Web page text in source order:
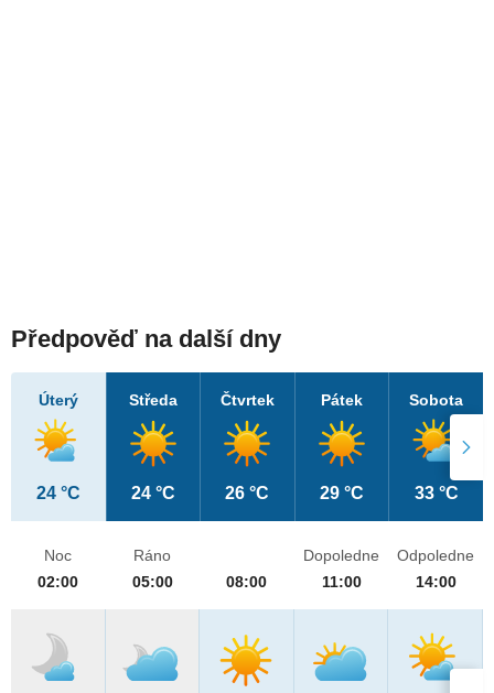
Předpověď na další dny
Úterý
24 °C
Středa
24 °C
Čtvrtek
26 °C
Pátek
29 °C
Sobota
33 °C
Noc
02:00
Ráno
05:00
08:00
Dopoledne
11:00
Odpoledne
14:00